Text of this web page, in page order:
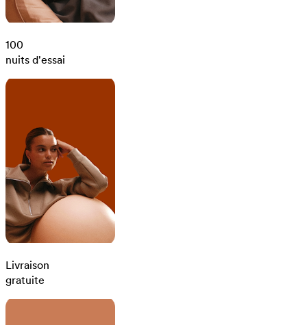
100
nuits d'essai
Livraison
gratuite